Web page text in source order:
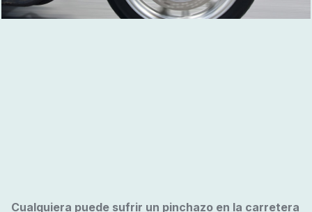
Cualquiera puede sufrir un pinchazo en la carretera